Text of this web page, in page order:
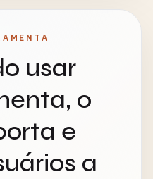
usar
o
e
a